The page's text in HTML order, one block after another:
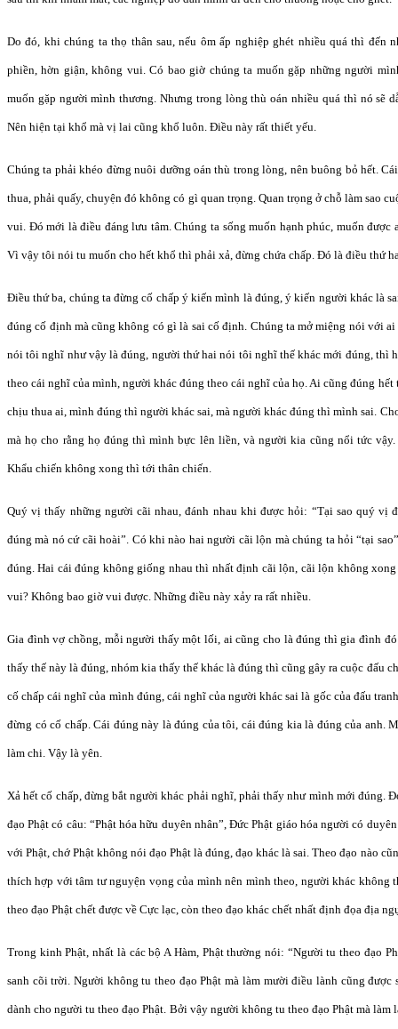
Do đó, khi chúng ta thọ thân sau, nếu ôm ấp nghiệp ghét nhiều quá thì đến
phiền, hờn giận, không vui. Có bao giờ chúng ta muốn gặp những người
muốn gặp người mình thương. Nhưng trong lòng thù oán nhiều quá thì nó sẽ
Nên hiện tại khổ mà vị lai cũng khổ luôn. Điều này rất thiết yếu.
Chúng ta phải khéo đừng nuôi dưỡng oán thù trong lòng, nên buông bỏ hết.
thua, phải quấy, chuyện đó không có gì quan trọng. Quan trọng ở chỗ làm sao
vui. Đó mới là điều đáng lưu tâm. Chúng ta sống muốn hạnh phúc, muốn được
Vì vậy tôi nói tu muốn cho hết khổ thì phải xả, đừng chứa chấp. Đó là điều thứ
Điều thứ ba, chúng ta đừng cố chấp ý kiến mình là đúng, ý kiến người khác là
đúng cố định mà cũng không có gì là sai cố định. Chúng ta mở miệng nói với
nói tôi nghĩ như vậy là đúng, người thứ hai nói tôi nghĩ thế khác mới đúng, thì
theo cái nghĩ của mình, người khác đúng theo cái nghĩ của họ. Ai cũng đúng
chịu thua ai, mình đúng thì người khác sai, mà người khác đúng thì mình sai.
mà họ cho rằng họ đúng thì mình bực lên liền, và người kia cũng nổi tức
Khẩu chiến không xong thì tới thân chiến.
Quý vị thấy những người cãi nhau, đánh nhau khi được hỏi: “Tại sao quý vị
đúng mà nó cứ cãi hoài”. Có khi nào hai người cãi lộn mà chúng ta hỏi “tại
đúng. Hai cái đúng không giống nhau thì nhất định cãi lộn, cãi lộn không
vui? Không bao giờ vui được. Những điều này xảy ra rất nhiều.
Gia đình vợ chồng, mỗi người thấy một lối, ai cũng cho là đúng thì gia đình
thấy thế này là đúng, nhóm kia thấy thế khác là đúng thì cũng gây ra cuộc đấu
cố chấp cái nghĩ của mình đúng, cái nghĩ của người khác sai là gốc của đấu
đừng có cố chấp. Cái đúng này là đúng của tôi, cái đúng kia là đúng của anh.
làm chi. Vậy là yên.
Xả hết cố chấp, đừng bắt người khác phải nghĩ, phải thấy như mình mới đúng.
đạo Phật có câu: “Phật hóa hữu duyên nhân”, Đức Phật giáo hóa người có
với Phật, chớ Phật không nói đạo Phật là đúng, đạo khác là sai. Theo đạo nào
thích hợp với tâm tư nguyện vọng của mình nên mình theo, người khác
theo đạo Phật chết được về Cực lạc, còn theo đạo khác chết nhất định đọa địa
Trong kinh Phật, nhất là các bộ A Hàm, Phật thường nói: “Người tu theo đạo
sanh cõi trời. Người không tu theo đạo Phật mà làm mười điều lành cũng
dành cho người tu theo đạo Phật. Bởi vậy người không tu theo đạo Phật mà